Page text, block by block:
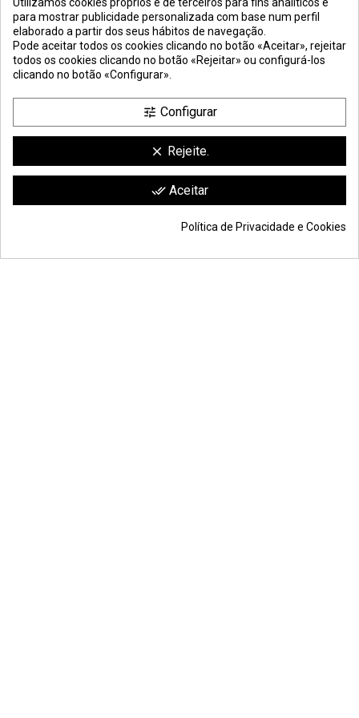
clic aquí para mostrar el certificado.
para mostrar publicidade personalizada com base num perfil
elaborado a partir dos seus hábitos de navegação.
Pode aceitar todos os cookies clicando no botão «Aceitar», rejeitar
todos os cookies clicando no botão «Rejeitar» ou configurá-los
clicando no botão «Configurar».
tune Configurar
clear Rejeite.
done_all Aceitar
Política de Privacidade e Cookies